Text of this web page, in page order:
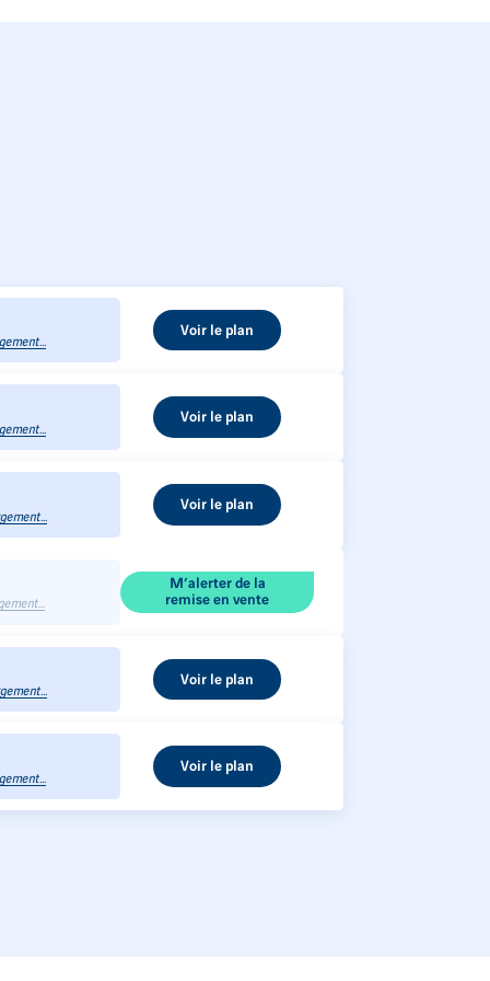
Voir le plan
Voir le plan
Voir le plan
M’alerter de la
remise en vente
Voir le plan
Voir le plan